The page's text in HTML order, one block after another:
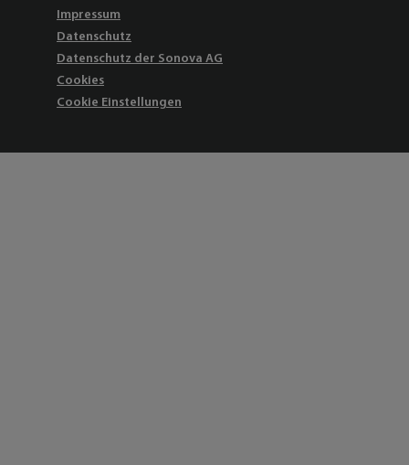
Impressum
Datenschutz
Datenschutz der Sonova AG
Cookies
Cookie Einstellungen